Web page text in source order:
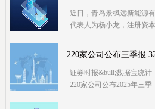
近日，青岛景枫远新能源
代表人为杨小龙，注册资
220家公司公布三季报
证券时报&bull;数据宝统计
220家公司公布2025年三季